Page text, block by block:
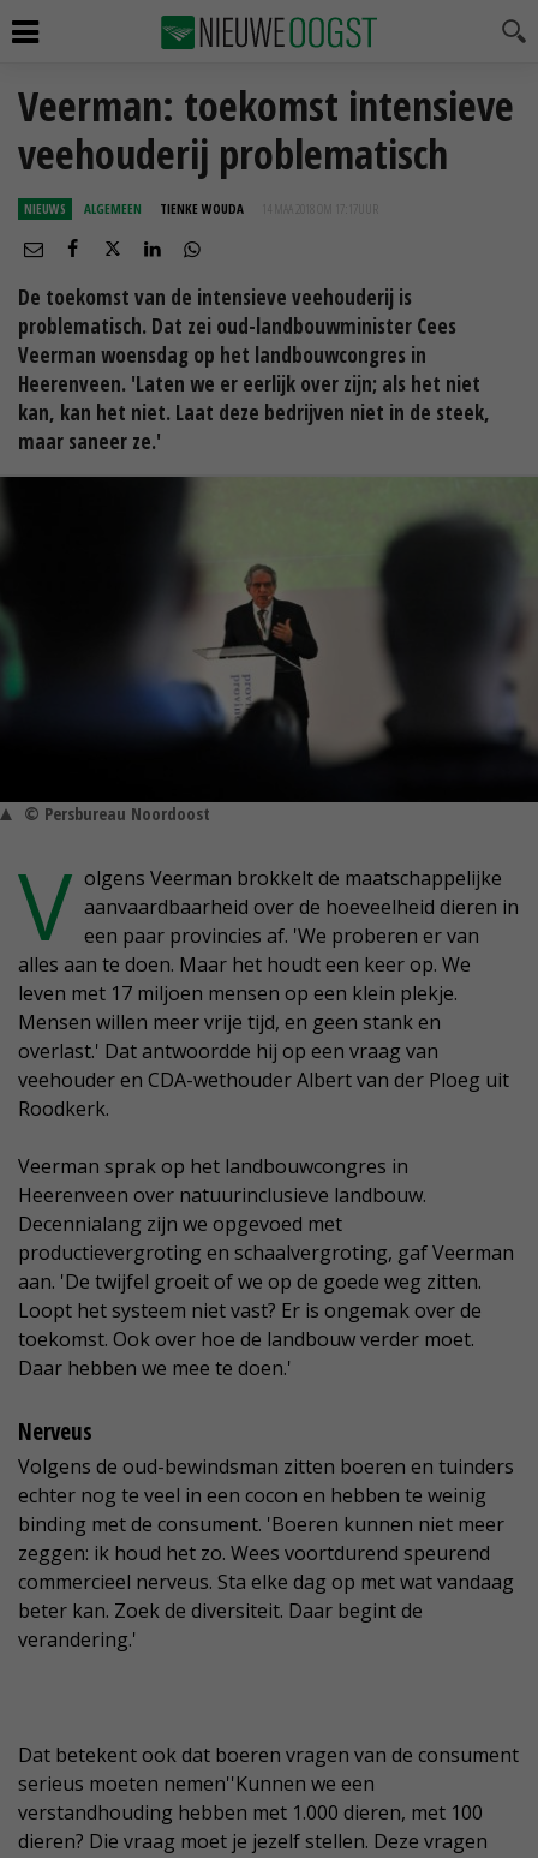
Veerman: toekomst intensieve
veehouderij problematisch
NIEUWS ALGEMEEN TIENKE WOUDA 14 MAA 2018 OM 17:17
De toekomst van de intensieve veehouderij is
problematisch. Dat zei oud-landbouwminister Cees
Veerman woensdag op het landbouwcongres in
Heerenveen. 'Laten we er eerlijk over zijn; als het niet
kan, kan het niet. Laat deze bedrijven niet in de steek,
maar saneer ze.'
© Persbureau Noordoost
V olgens Veerman brokkelt de maatschappelijke
aanvaardbaarheid over de hoeveelheid dieren in
een paar provincies af. 'We proberen er van
alles aan te doen. Maar het houdt een keer op. We
leven met 17 miljoen mensen op een klein plekje.
Mensen willen meer vrije tijd, en geen stank en
overlast.' Dat antwoordde hij op een vraag van
veehouder en CDA-wethouder Albert van der Ploeg uit
Roodkerk.
Veerman sprak op het landbouwcongres in
Heerenveen over natuurinclusieve landbouw.
Decennialang zijn we opgevoed met
productievergroting en schaalvergroting, gaf Veerman
aan. 'De twijfel groeit of we op de goede weg zitten.
Loopt het systeem niet vast? Er is ongemak over de
toekomst. Ook over hoe de landbouw verder moet.
Daar hebben we mee te doen.'
Nerveus
Volgens de oud-bewindsman zitten boeren en tuinders
echter nog te veel in een cocon en hebben te weinig
binding met de consument. 'Boeren kunnen niet meer
zeggen: ik houd het zo. Wees voortdurend speurend
commercieel nerveus. Sta elke dag op met wat vandaag
beter kan. Zoek de diversiteit. Daar begint de
verandering.'
Dat betekent ook dat boeren vragen van de consument
serieus moeten nemen''Kunnen we een
verstandhouding hebben met 1.000 dieren, met 100
dieren? Die vraag moet je jezelf stellen. Deze vragen